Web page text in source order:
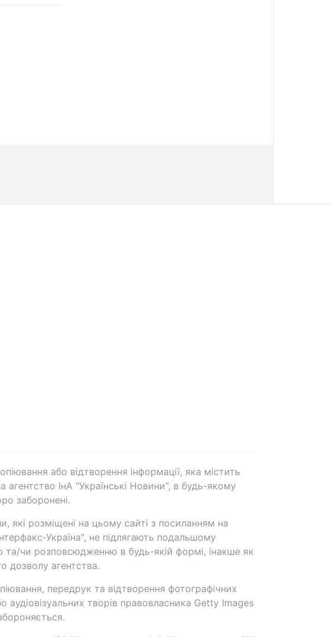
або відтворення інформації, яка містить
агентство ІнА "Українські Новини", в будь-якому
заборонені.
які розміщені на цьому сайті з посиланням на
Україна", не підлягають подальшому
та/чи розповсюдженню в будь-якій формі, інакше як
дозволу агентства.
передрук та відтворення фотографічних
аудіовізуальних творів правовласника Getty Images